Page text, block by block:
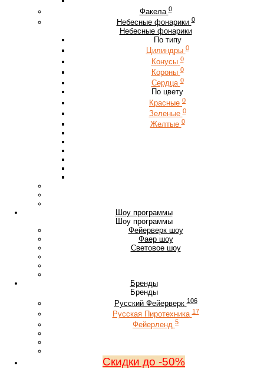
Факела 0
Небесные фонарики 0
Небесные фонарики
По типу
Цилиндры 0
Конусы 0
Короны 0
Сердца 0
По цвету
Красные 0
Зеленые 0
Желтые 0
Шоу программы
Шоу программы
Фейерверк шоу
Фаер шоу
Световое шоу
Бренды
Бренды
Русский Фейерверк 106
Русская Пиротехника 17
Фейерленд 5
Скидки до -50%